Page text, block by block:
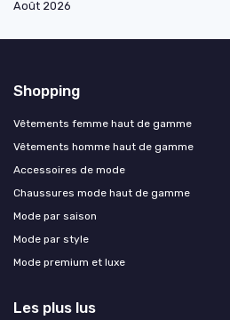
Août 2026
Shopping
Vêtements femme haut de gamme
Vêtements homme haut de gamme
Accessoires de mode
Chaussures mode haut de gamme
Mode par saison
Mode par style
Mode premium et luxe
Les plus lus